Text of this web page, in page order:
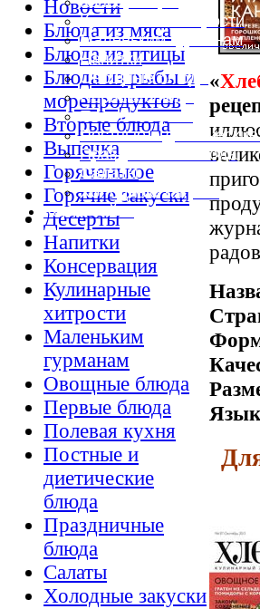
Кулинарные хитрости
Маленьким гурманам
Напитки
Овощные блюда
Первые блюда
Полевая кухня
Постные и
Праздничные блюда
Салаты
Холодные закуски
Карта сайта
Новости
Блюда из мяса
Блюда из птицы
Блюда из рыбы и
морепродуктов
Вторые блюда
Выпечка
Горяченькое
Горячие закуски
Десерты
Напитки
Консервация
Кулинарные
хитрости
Маленьким
гурманам
Овощные блюда
Первые блюда
Полевая кухня
Постные и
диетические
блюда
Праздничные
блюда
Салаты
Холодные закуски
«